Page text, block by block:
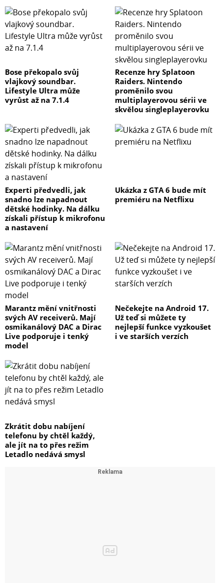
Bose překopalo svůj
vlajkový soundbar.
Lifestyle Ultra může
vyrůst až na 7.1.4
Recenze hry Splatoon
Raiders. Nintendo
proměnilo svou
multiplayerovou sérii ve
skvělou singleplayerovku
Experti předvedli, jak
snadno lze napadnout
dětské hodinky. Na dálku
získali přístup k mikrofonu
a nastavení
Ukázka z GTA 6 bude mít
premiéru na Netflixu
Marantz mění vnitřnosti
svých AV receiverů. Mají
osmikanálový DAC a Dirac
Live podporuje i tenký
model
Nečekejte na Android 17.
Už teď si můžete ty
nejlepší funkce vyzkoušet
i ve starších verzích
Zkrátit dobu nabíjení
telefonu by chtěl každý,
ale jít na to přes režim
Letadlo nedává smysl